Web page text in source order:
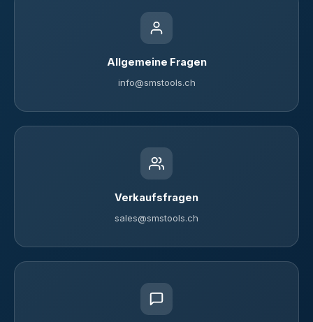
Allgemeine Fragen
info@smstools.ch
Verkaufsfragen
sales@smstools.ch